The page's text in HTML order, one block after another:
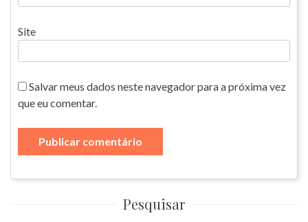
Site
Salvar meus dados neste navegador para a próxima vez
que eu comentar.
Pesquisar